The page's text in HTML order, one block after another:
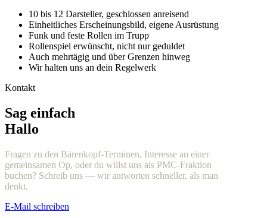
10 bis 12 Darsteller, geschlossen anreisend
Einheitliches Erscheinungsbild, eigene Ausrüstung
Funk und feste Rollen im Trupp
Rollenspiel erwünscht, nicht nur geduldet
Auch mehrtägig und über Grenzen hinweg
Wir halten uns an dein Regelwerk
Kontakt
Sag einfach
Hallo
Fragen zu den Bärenkopf-Terminen, Interesse an einer
gemeinsamen Op, oder du willst uns als PMC-Fraktion
buchen? Schreib uns — wir antworten schneller, als man
denkt.
E-Mail schreiben